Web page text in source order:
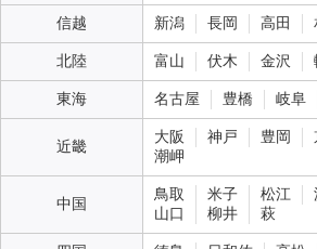
信越 新潟 長岡 高田
北陸 富山 伏木 金沢
東海 名古屋 豊橋 岐阜
近畿
大阪 神戸 豊岡
潮岬
中国
鳥取 米子 松江
山口
柳井 萩